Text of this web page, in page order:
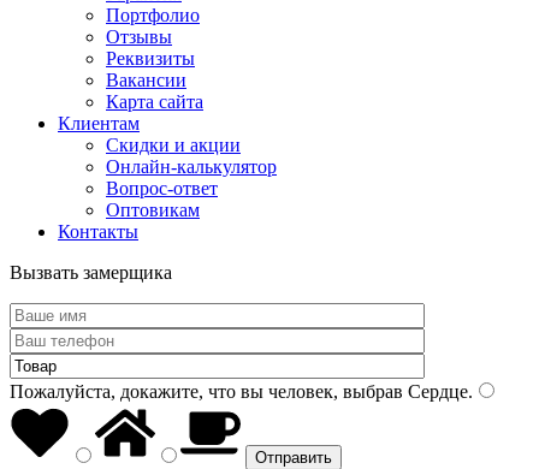
Портфолио
Отзывы
Реквизиты
Вакансии
Карта сайта
Клиентам
Скидки и акции
Онлайн-калькулятор
Вопрос-ответ
Оптовикам
Контакты
Вызвать замерщика
Пожалуйста, докажите, что вы человек, выбрав Сердце.